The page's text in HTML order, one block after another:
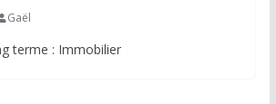
Gaël
terme : Immobilier